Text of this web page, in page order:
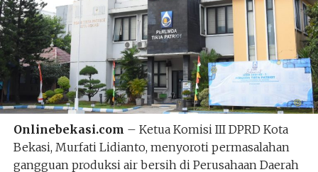
Onlinebekasi.com – Ketua Komisi III DPRD Kota
Bekasi, Murfati Lidianto, menyoroti permasalahan
gangguan produksi air bersih di Perusahaan Daerah